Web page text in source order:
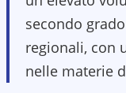
secondo
regionali, con
nelle materie